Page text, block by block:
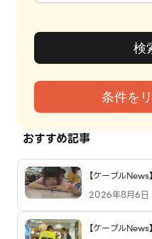
おすすめ記事
【ケーブル
2026年8月6日
【ケーブル